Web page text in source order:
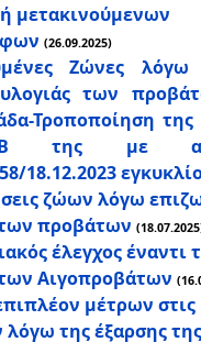
μετακινούμενων
(26.09.2025)
Ζώνες λόγω
των
Τροποποίηση
της με
18.12.2023
ζώων λόγω
προβάτων
έλεγχος έναντι
Αιγοπροβάτων
μέτρων στις
της έξαρσης